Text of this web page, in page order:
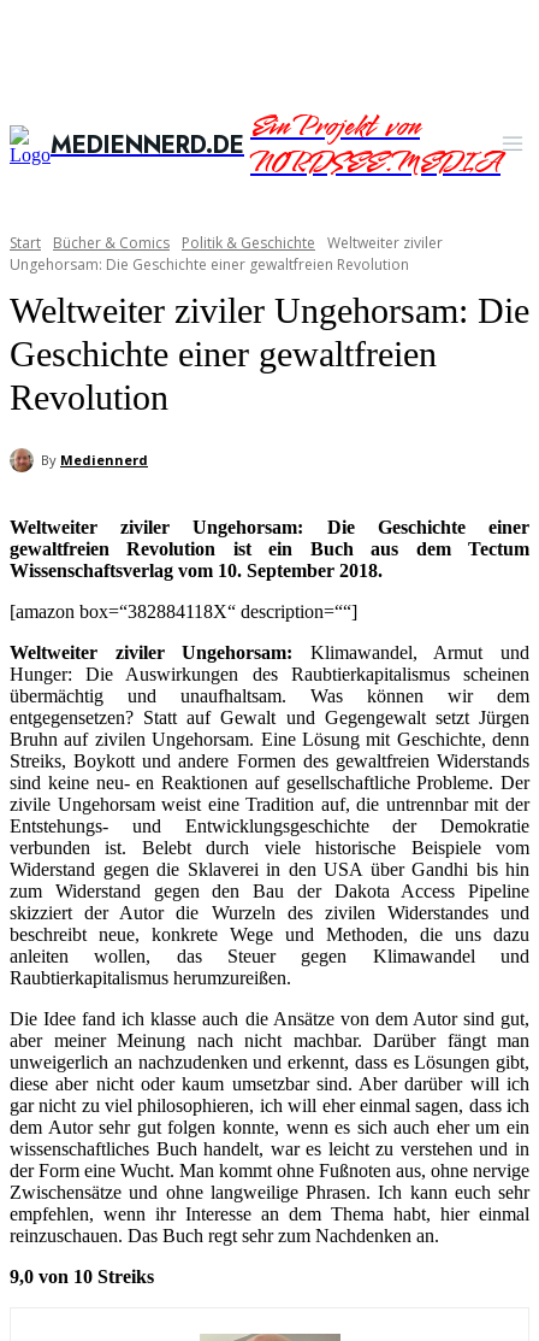
MEDIENNERD.DEEin Projekt von
NORDSEE.MEDIA
Start Bücher & Comics Politik & Geschichte
Weltweiter ziviler
Ungehorsam: Die Geschichte einer gewaltfreien Revolution
Weltweiter ziviler Ungehorsam: Die
Geschichte einer gewaltfreien
Revolution
By Mediennerd
Weltweiter ziviler Ungehorsam: Die Geschichte einer
gewaltfreien Revolution ist ein Buch aus dem Tectum
Wissenschaftsverlag vom 10. September 2018.
[amazon box=“382884118X“ description=““]
Weltweiter ziviler Ungehorsam: Klimawandel, Armut und
Hunger: Die Auswirkungen des Raubtierkapitalismus scheinen
übermächtig und unaufhaltsam. Was können wir dem
entgegensetzen? Statt auf Gewalt und Gegengewalt setzt Jürgen
Bruhn auf zivilen Ungehorsam. Eine Lösung mit Geschichte, denn
Streiks, Boykott und andere Formen des gewaltfreien Widerstands
sind keine neu- en Reaktionen auf gesellschaftliche Probleme. Der
zivile Ungehorsam weist eine Tradition auf, die untrennbar mit der
Entstehungs- und Entwicklungsgeschichte der Demokratie
verbunden ist. Belebt durch viele historische Beispiele vom
Widerstand gegen die Sklaverei in den USA über Gandhi bis hin
zum Widerstand gegen den Bau der Dakota Access Pipeline
skizziert der Autor die Wurzeln des zivilen Widerstandes und
beschreibt neue, konkrete Wege und Methoden, die uns dazu
anleiten wollen, das Steuer gegen Klimawandel und
Raubtierkapitalismus herumzureißen.
Die Idee fand ich klasse auch die Ansätze von dem Autor sind gut,
aber meiner Meinung nach nicht machbar. Darüber fängt man
unweigerlich an nachzudenken und erkennt, dass es Lösungen gibt,
diese aber nicht oder kaum umsetzbar sind. Aber darüber will ich
gar nicht zu viel philosophieren, ich will eher einmal sagen, dass ich
dem Autor sehr gut folgen konnte, wenn es sich auch eher um ein
wissenschaftliches Buch handelt, war es leicht zu verstehen und in
der Form eine Wucht. Man kommt ohne Fußnoten aus, ohne nervige
Zwischensätze und ohne langweilige Phrasen. Ich kann euch sehr
empfehlen, wenn ihr Interesse an dem Thema habt, hier einmal
reinzuschauen. Das Buch regt sehr zum Nachdenken an.
9,0 von 10 Streiks